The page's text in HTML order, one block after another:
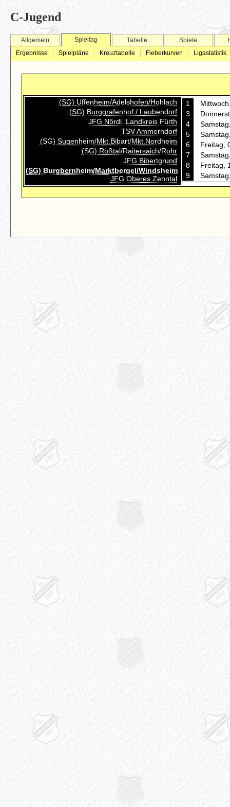
C-Jugend
Allgemein
Spieltag
Ergebnisse
Spielpläne Kreuztabelle Fieberkurven Ligastatistik
Tabelle Spiele
(SG) Uffenheim/Adelshofen/Hohlach
(SG) Burggrafenhof / Laubendorf
JFG Nördl. Landkreis Fürth
TSV Ammerndorf
(SG) Sugenheim/Mkt.Bibart/Mkt.Nordheim
(SG) Roßtal/Raitersaich/Rohr
JFG Bibertgrund
(SG) Burgbernheim/Marktbergel/Windsheim
JFG Oberes Zenntal
1
3
4
5
6
Freitag,
7
8
Freitag,
9